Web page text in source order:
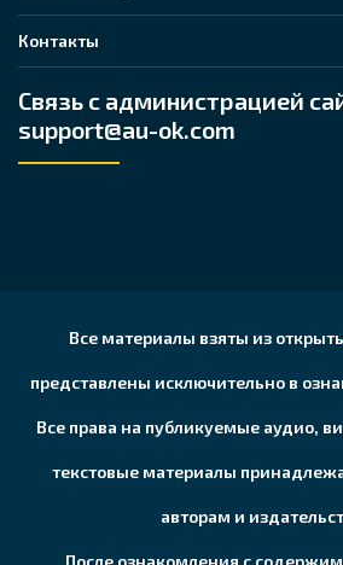
Контакты
Связь с администрацией
support@au-ok.com
Все материалы взяты из
представлены исключительно в
Все права на публикуемые аудио,
текстовые материалы
авторам и